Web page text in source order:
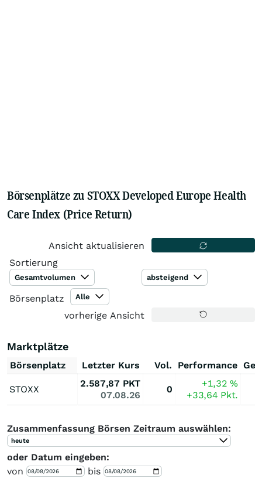
Börsenplätze zu STOXX Developed Europe Health
Care Index (Price Return)
Ansicht aktualisieren
Sortierung
Gesamtvolumen absteigend
Börsenplatz Alle
vorherige Ansicht
Marktplätze
Börsenplatz Letzter Kurs Vol. Performance
STOXX
2.587,87 PKT
07.08.26
0
+1,32%
+33,64 Pkt.
Zusammenfassung Börsen Zeitraum auswählen:
heute
oder Datum eingeben:
von
bis